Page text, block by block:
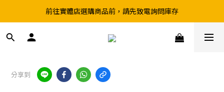
超取滿199、宅配滿490 享免運優惠
前往實體店選購商品前，請先致電詢問庫存
超取滿199、宅配滿490 享免運優惠
分享到